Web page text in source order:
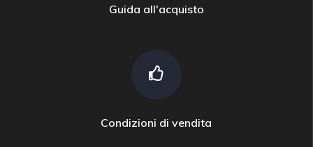
Guida all'acquisto
Condizioni di vendita